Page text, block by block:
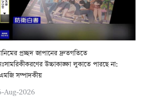
প্রচ্ছদ জাপানের দ্রুতগতিতে
উচ্চাকাঙ্ক্ষা লুকাতে পারছে না:
সম্পাদকীয়
Aug-2026